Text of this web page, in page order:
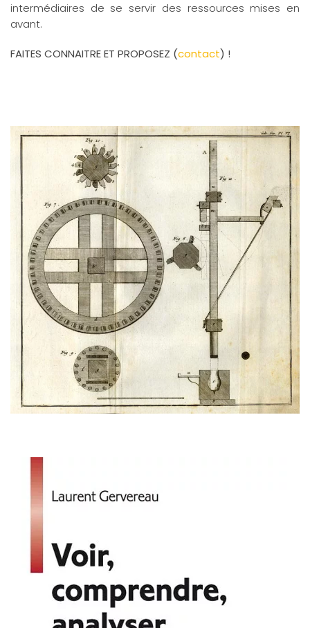
intermédiaires de se servir des ressources mises en
avant.
FAITES CONNAITRE ET PROPOSEZ (contact) !